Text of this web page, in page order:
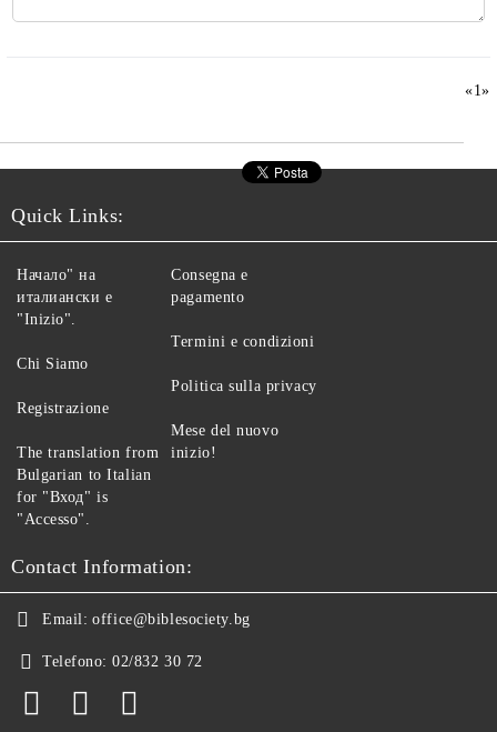
«1»
Quick Links:
Начало" на
италиански е
"Inizio".
Chi Siamo
Registrazione
The translation from
Bulgarian to Italian
for "Вход" is
"Accesso".
Consegna e
pagamento
Termini e condizioni
Politica sulla privacy
Mese del nuovo
inizio!
Contact Information:
Email: office@biblesociety.bg
Telefono: 02/832 30 72